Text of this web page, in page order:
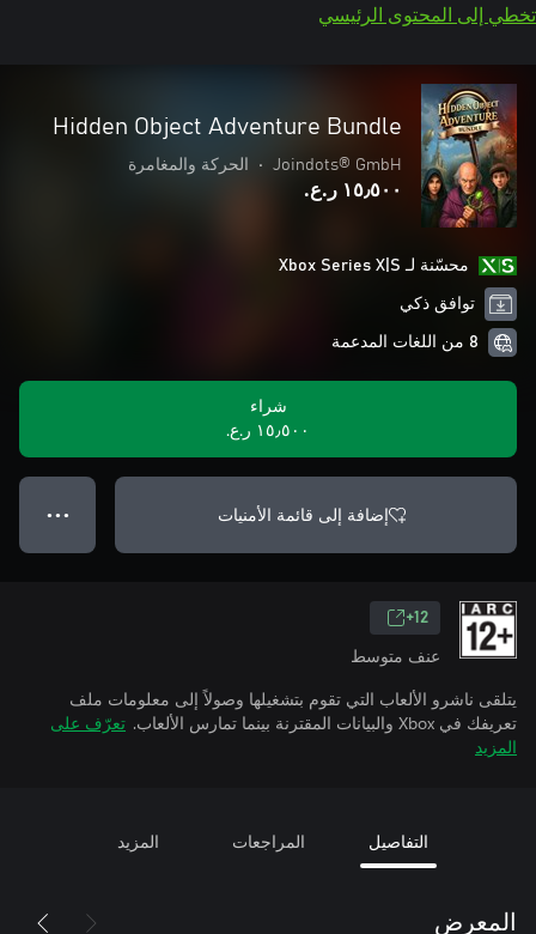
تخطي إلى المحتوى الرئيسي
Hidden Object Adventure Bundle
Joindots® GmbH
• الحركة والمغامرة
١٥٫٥٠٠ ر.ع.‏
محسّنة لـ Xbox Series X|S
توافق ذكي
8 من اللغات المدعمة
شراء
١٥٫٥٠٠ ر.ع.‏
إضافة إلى قائمة الأمنيات ● ● ●
12+
عنف متوسط
يتلقى ناشرو الألعاب التي تقوم بتشغيلها وصولاً إلى معلومات ملف
تعريفك في Xbox والبيانات المقترنة بينما تمارس الألعاب.
تعرّف على
المزيد
التفاصيل المراجعات المزيد
المعرض